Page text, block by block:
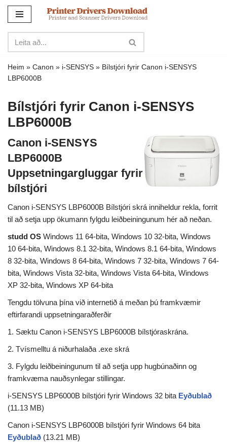
yfir
í
innihald
Heim » Canon » i-SENSYS » Bílstjóri fyrir Canon i-SENSYS
LBP6000B
Bílstjóri fyrir Canon i-SENSYS
LBP6000B
Canon i-SENSYS
LBP6000B
Uppsetningargluggar fyrir
bílstjóri
Canon i-SENSYS LBP6000B Bílstjóri skrá inniheldur rekla, forrit
til að setja upp ökumann fylgdu leiðbeiningunum hér að neðan.
studd OS Windows 11 64-bita, Windows 10 32-bita, Windows
10 64-bita, Windows 8.1 32-bita, Windows 8.1 64-bita, Windows
8 32-bita, Windows 8 64-bita, Windows 7 32-bita, Windows 7 64-
bita, Windows Vista 32-bita, Windows Vista 64-bita, Windows
XP 32-bita, Windows XP 64-bita
Tengdu tölvuna þína við internetið á meðan þú framkvæmir
eftirfarandi uppsetningaraðferðir
1. Sæktu Canon i-SENSYS LBP6000B bílstjóraskrána.
2. Tvísmelltu á niðurhalaða .exe skrá
3. Fylgdu leiðbeiningunum til að setja upp hugbúnaðinn og
framkvæma nauðsynlegar stillingar.
i-SENSYS LBP6000B bílstjóri fyrir Windows 32 bita Eyðublað
(11.13 MB)
Canon i-SENSYS LBP6000B bílstjóri fyrir Windows 64 bita
Eyðublað (13.21 MB)